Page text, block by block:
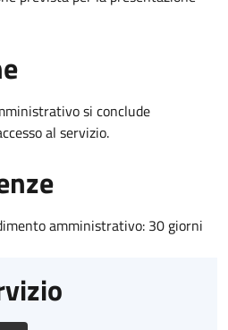
si conclude
al servizio.
amministrativo: 30 giorni